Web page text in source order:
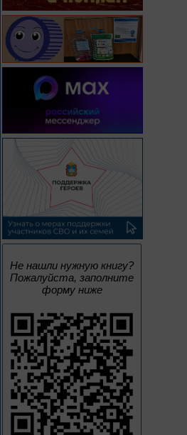
Не нашли нужную книгу?
Пожалуйста, заполните
форму ниже